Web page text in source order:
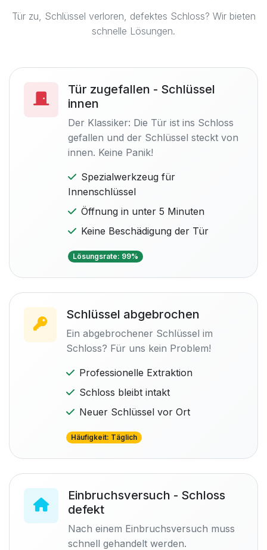
Tür zu, Schlüssel verloren, defektes Schloss? Wir bieten
schnelle Lösungen.
Tür zugefallen - Schlüssel
innen
Der Klassiker: Die Tür ist ins Schloss
gefallen und der Schlüssel steckt von
innen. Keine Panik!
Spezialwerkzeug für
Innenschlüssel
Öffnung in unter 5 Minuten
Keine Beschädigung der Tür
Lösungsrate: 99%
Schlüssel abgebrochen
Ein abgebrochener Schlüssel im
Schloss? Für uns kein Problem!
Professionelle Extraktion
Schloss bleibt intakt
Neuer Schlüssel vor Ort
Häufigkeit: Täglich
Einbruchsversuch - Schloss
defekt
Nach einem Einbruchsversuch muss
schnell gehandelt werden.